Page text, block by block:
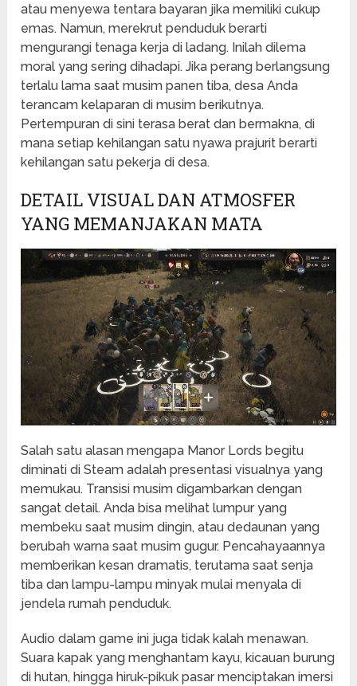
atau menyewa tentara bayaran jika memiliki cukup
emas. Namun, merekrut penduduk berarti
mengurangi tenaga kerja di ladang. Inilah dilema
moral yang sering dihadapi. Jika perang berlangsung
terlalu lama saat musim panen tiba, desa Anda
terancam kelaparan di musim berikutnya.
Pertempuran di sini terasa berat dan bermakna, di
mana setiap kehilangan satu nyawa prajurit berarti
kehilangan satu pekerja di desa.
DETAIL VISUAL DAN ATMOSFER
YANG MEMANJAKAN MATA
Salah satu alasan mengapa Manor Lords begitu
diminati di Steam adalah presentasi visualnya yang
memukau. Transisi musim digambarkan dengan
sangat detail. Anda bisa melihat lumpur yang
membeku saat musim dingin, atau dedaunan yang
berubah warna saat musim gugur. Pencahayaannya
memberikan kesan dramatis, terutama saat senja
tiba dan lampu-lampu minyak mulai menyala di
jendela rumah penduduk.
Audio dalam game ini juga tidak kalah menawan.
Suara kapak yang menghantam kayu, kicauan burung
di hutan, hingga hiruk-pikuk pasar menciptakan imersi